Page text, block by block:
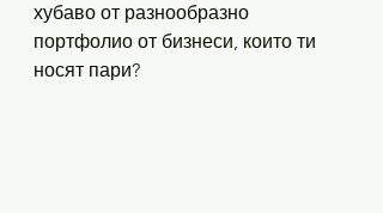
хубаво от разнообразно
портфолио от бизнеси, които ти
носят пари?